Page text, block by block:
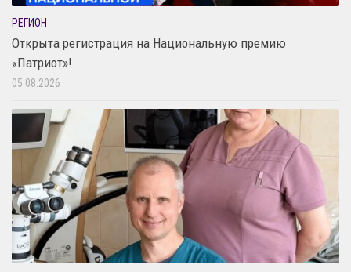
РЕГИОН
Открыта регистрация на Национальную премию
«Патриот»!
05.08.2026